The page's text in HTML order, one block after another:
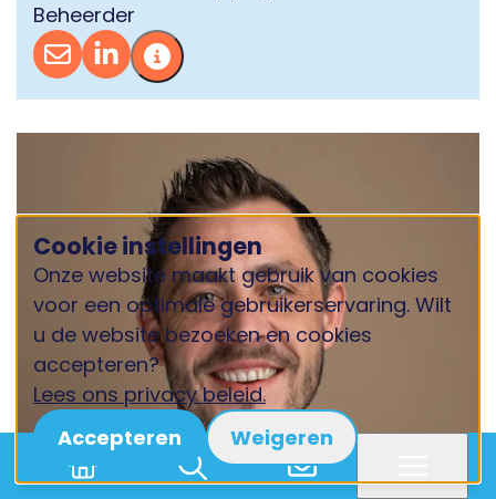
Cookie instellingen
Onze website maakt gebruik van cookies
voor een optimale gebruikerservaring. Wilt
u de website bezoeken en cookies
accepteren?
Lees ons privacy beleid.
Accepteren
Weigeren
Beheerder